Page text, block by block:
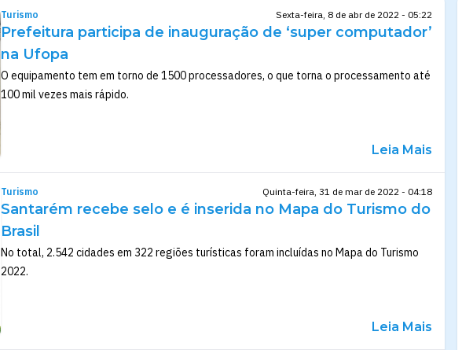
Turismo Sexta-feira, 8 de abr de 2022 - 05:22
Prefeitura participa de inauguração de ‘super computador’
na Ufopa
O equipamento tem em torno de 1500 processadores, o que torna o processamento até
100 mil vezes mais rápido.
Leia Mais
Turismo Quinta-feira, 31 de mar de 2022 - 04:18
Santarém recebe selo e é inserida no Mapa do Turismo do
Brasil
No total, 2.542 cidades em 322 regiões turísticas foram incluídas no Mapa do Turismo
2022.
Leia Mais